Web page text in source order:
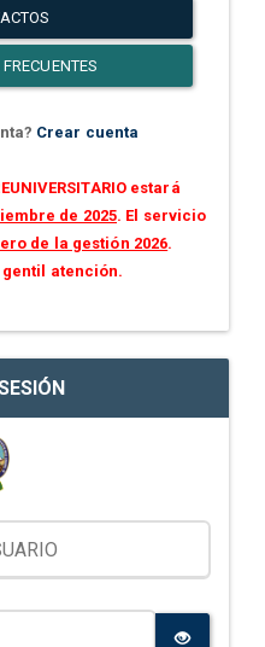
Crear cuenta
estará
de 2025. El servicio
de la gestión 2026.
atención.